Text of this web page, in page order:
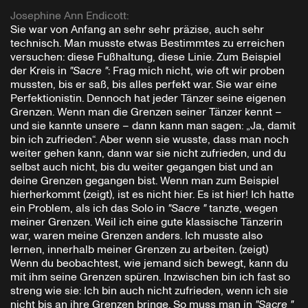
Josephine Ann Endicott:
Sie war von Anfang an sehr sehr präzise, auch sehr
technisch. Man musste etwas Bestimmtes zu erreichen
versuchen: diese Fußhaltung, diese Linie. Zum Beispiel
der Kreis in "Sacre ": Frag mich nicht, wie oft wir proben
mussten, bis er saß, bis alles perfekt war. Sie war eine
Perfektionistin. Dennoch hat jeder Tänzer seine eigenen
Grenzen. Wenn man die Grenzen seiner Tänzer kennt –
und sie kannte unsere – dann kann man sagen: „Ja, damit
bin ich zufrieden“. Aber wenn sie wusste, dass man noch
weiter gehen kann, dann war sie nicht zufrieden, und du
selbst auch nicht, bis du weiter gegangen bist und an
deine Grenzen gegangen bist. Wenn man zum Beispiel
hierherkommt (zeigt), ist es nicht hier. Es ist hier! Ich hatte
ein Problem, als ich das Solo in "Sacre "tanzte, wegen
meiner Grenzen. Weil ich eine gute klassische Tänzerin
war, waren meine Grenzen anders. Ich musste also
lernen, innerhalb meiner Grenzen zu arbeiten. (zeigt)
Wenn du beobachtest, wie jemand sich bewegt, kann du
mit ihm seine Grenzen spüren. Inzwischen bin ich fast so
streng wie sie: Ich bin auch nicht zufrieden, wenn ich sie
nicht bis an ihre Grenzen bringe. So muss man in "Sacre "